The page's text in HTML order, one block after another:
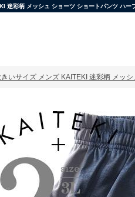
迷彩柄 メッシュ ショーツ ショートパンツ ハー
きいサイズ メンズ KAITEKI 迷彩柄 メッ